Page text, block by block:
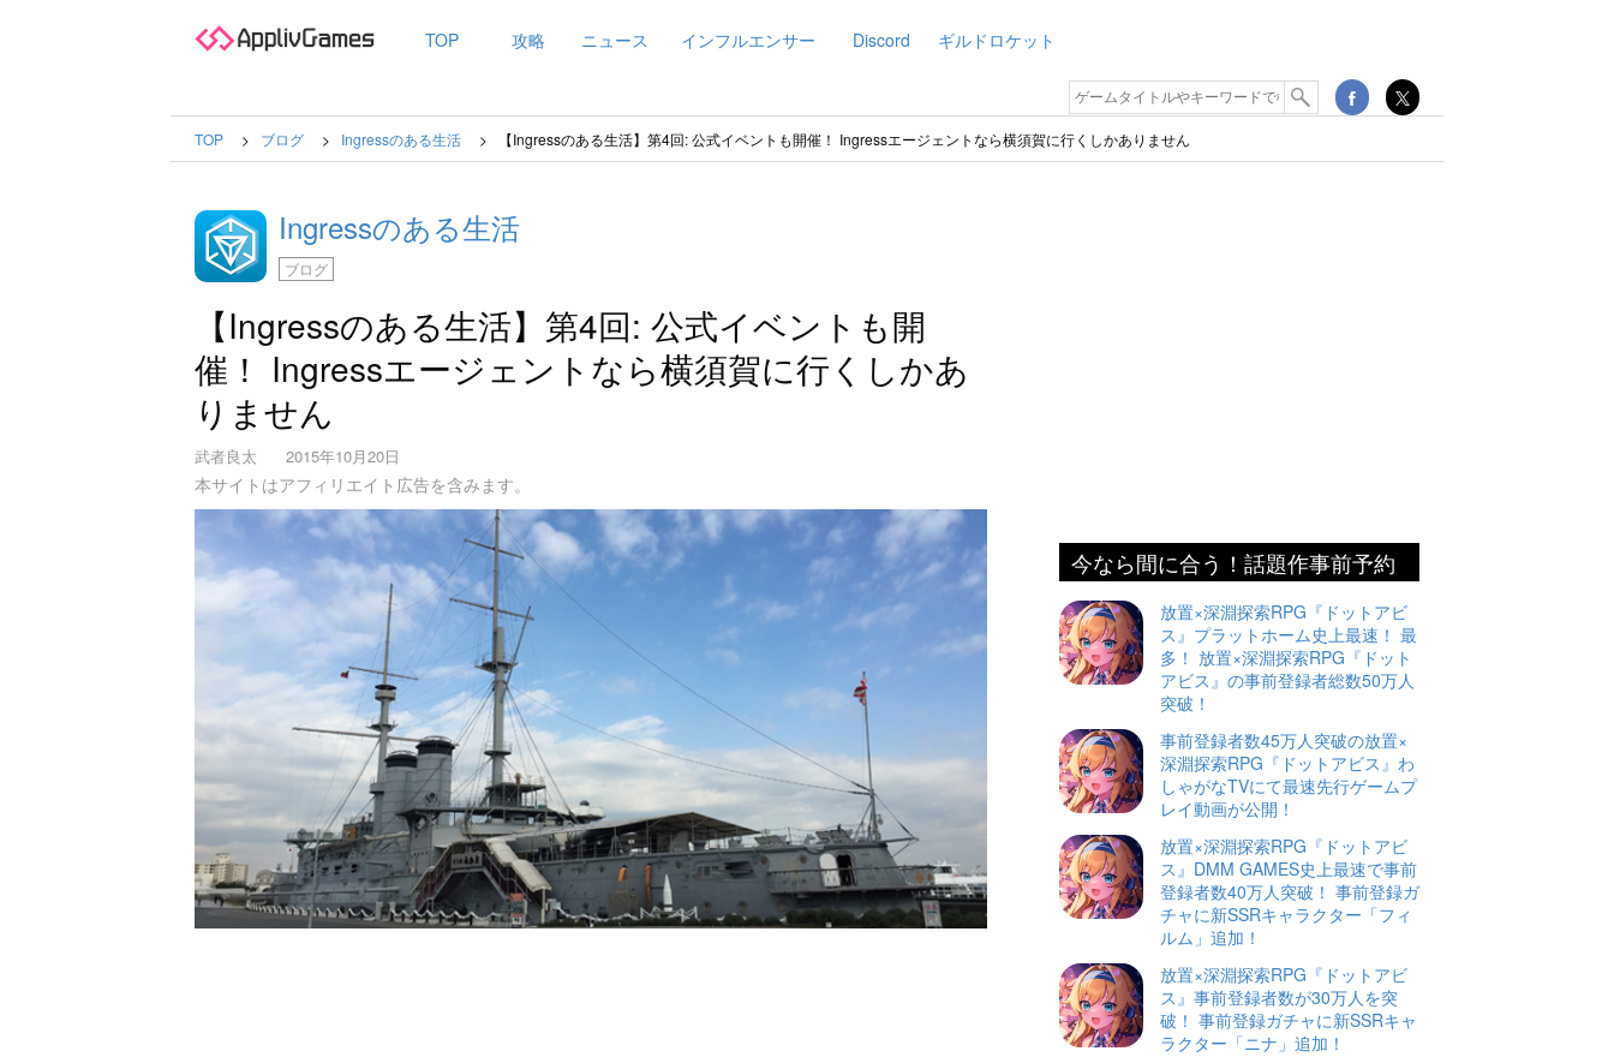
TOP 攻略 ニュース インフルエンサー Discord ギルドロケット
TOP ブログ Ingressのある生活 【Ingressのある生活】第4回: 公式イベントも開催！ Ingressエージェントなら横須賀に行くしかありません
Ingressのある生活
ブログ
【Ingressのある生活】第4回: 公式イベントも開
催！ Ingressエージェントなら横須賀に行くしかあ
りません
武者良太 2015年10月20日
本サイトはアフィリエイト広告を含みます。
今なら間に合う！話題作事前予約
放置×深淵探索RPG『ドットアビ
ス』プラットホーム史上最速！ 最
多！ 放置×深淵探索RPG『ドット
アビス』の事前登録者総数50万人
突破！
事前登録者数45万人突破の放置×
深淵探索RPG『ドットアビス』わ
しゃがなTVにて最速先行ゲームプ
レイ動画が公開！
放置×深淵探索RPG『ドットアビ
ス』DMM GAMES史上最速で事前
登録者数40万人突破！ 事前登録ガ
チャに新SSRキャラクター「フィ
ルム」追加！
放置×深淵探索RPG『ドットアビ
ス』事前登録者数が30万人を突
破！ 事前登録ガチャに新SSRキャ
ラクター「ニナ」追加！